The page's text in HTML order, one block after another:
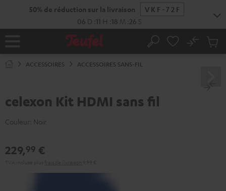
50% de réduction sur la livraison
VKF-72F
06 D 11 H 18 M 25 S
Page
Rechercher
No
ACCESSOIRES ACCESSOIRES SANS-FIL
celexon Kit HDMI sans fil
Couleur: Noir
229,99 €